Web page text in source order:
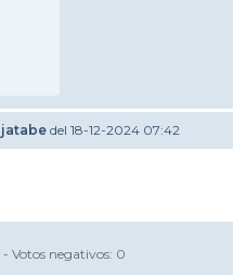
jatabe del 18-12-2024 07:42
- Votos negativos: 0